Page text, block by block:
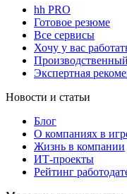
hh PRO
Готовое резюме
Все сервисы
Хочу у вас
Экспертная
Новости и статьи
Блог
О компаниях в
Жизнь в компании
ИТ-проекты
Рейтинг